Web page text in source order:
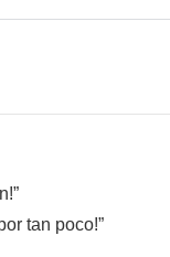
tan poco!”